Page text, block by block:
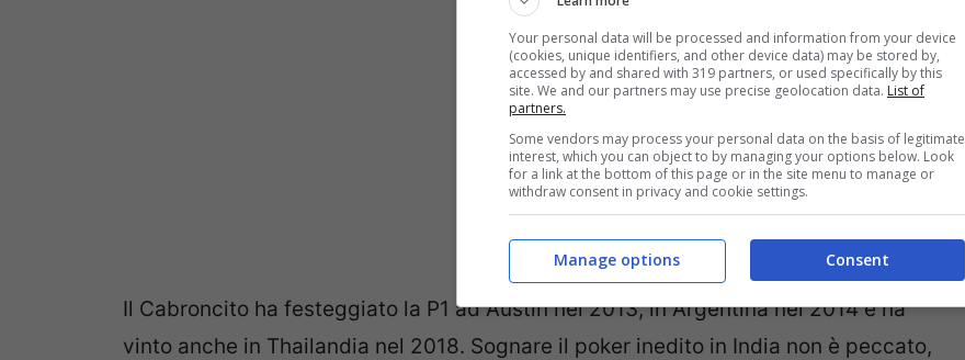
Il Cabroncito ha festeggiato la P1 ad Austin nel 2013, in Argentina nel 2014 e ha
vinto anche in Thailandia nel 2018. Sognare il poker inedito in India non è peccato,
Your personal data will be processed and information from your device
(cookies, unique identifiers, and other device data) may be stored by,
accessed by and shared with 319 partners, or used specifically by this
site. We and our partners may use precise geolocation data. List of
partners.
Some vendors may process your personal data on the basis of legitimate
interest, which you can object to by managing your options below. Look
for a link at the bottom of this page or in the site menu to manage or
withdraw consent in privacy and cookie settings.
Consent
Manage options